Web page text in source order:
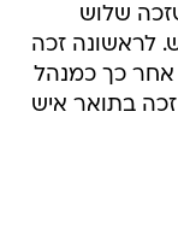
שזכה שלוש
לראשונה זכה
אחר כך כמנהל
בתואר איש